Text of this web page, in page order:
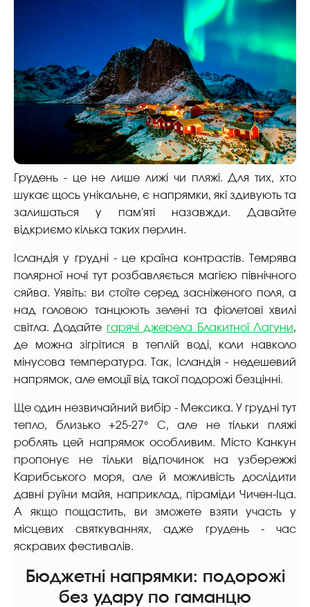
Грудень - це не лише лижі чи пляжі. Для тих, хто
шукає щось унікальне, є напрямки, які здивують та
залишаться у пам'яті назавжди. Давайте
відкриємо кілька таких перлин.
Ісландія у грудні - це країна контрастів. Темрява
полярної ночі тут розбавляється магією північного
сяйва. Уявіть: ви стоїте серед засніженого поля, а
над головою танцюють зелені та фіолетові хвилі
світла. Додайте гарячі джерела Блакитної Лагуни,
де можна зігрітися в теплій воді, коли навколо
мінусова температура. Так, Ісландія - недешевий
напрямок, але емоції від такої подорожі безцінні.
Ще один незвичайний вибір - Мексика. У грудні тут
тепло, близько +25-27° C, але не тільки пляжі
роблять цей напрямок особливим. Місто Канкун
пропонує не тільки відпочинок на узбережжі
Карибського моря, але й можливість дослідити
давні руїни майя, наприклад, піраміди Чичен-Іца.
А якщо пощастить, ви зможете взяти участь у
місцевих святкуваннях, адже грудень - час
яскравих фестивалів.
Бюджетні напрямки: подорожі
без удару по гаманцю